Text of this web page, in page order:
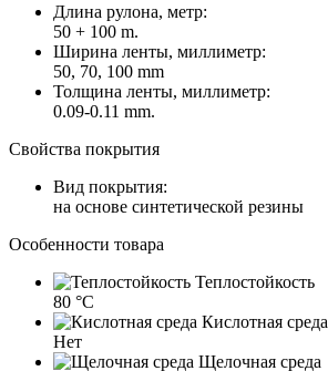
Длина рулона, метр:
50 + 100 m.
Ширина ленты, миллиметр:
50, 70, 100 mm
Толщина ленты, миллиметр:
0.09-0.11 mm.
Свойства покрытия
Вид покрытия:
на основе синтетической резины
Особенности товара
Теплостойкость
80 °C
Кислотная среда
Нет
Щелочная среда